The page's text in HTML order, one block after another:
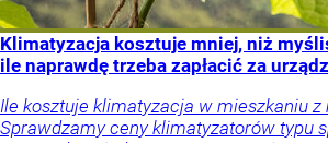
Klimatyzacja kosztuje mniej, niż
ile naprawdę trzeba zapłacić za
Ile kosztuje klimatyzacja w mieszkaniu z
Sprawdzamy ceny klimatyzatorów typu